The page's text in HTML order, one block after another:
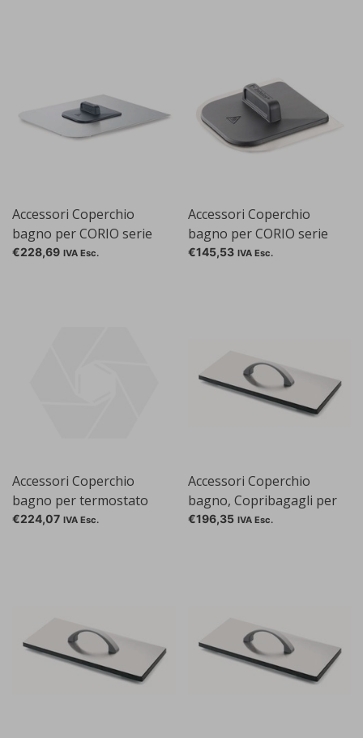
Accessori Coperchio
bagno per CORIO serie
CD-B, Coperchio bagno
€228,69 IVA Esc.
Accessori Coperchio
bagno per CORIO serie
CD-B, Coperchio bagno
€145,53 IVA Esc.
Accessori Coperchio
bagno per termostato
raffreddamento-
€224,07 IVA Esc.
Accessori Coperchio
bagno, Copribagagli per
SC 100-S14P
€196,35 IVA Esc.